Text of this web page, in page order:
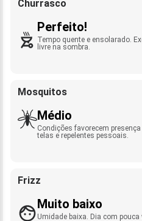
Churrasco
Perfeito!
Tempo quente e ensolarado.
livre na sombra.
Mosquitos
Médio
Condições favorecem
telas e repelentes pessoais.
Frizz
Muito baixo
Umidade baixa. Dia com